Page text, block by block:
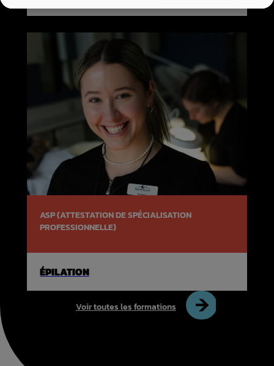
ASP (ATTESTATION DE SPÉCIALISATION
PROFESSIONNELLE)
ÉPILATION
Voir toutes les formations